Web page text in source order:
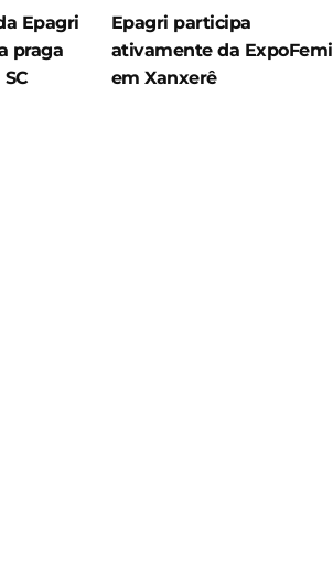
Epagri
praga
Epagri participa
ativamente da ExpoFemi
em Xanxerê